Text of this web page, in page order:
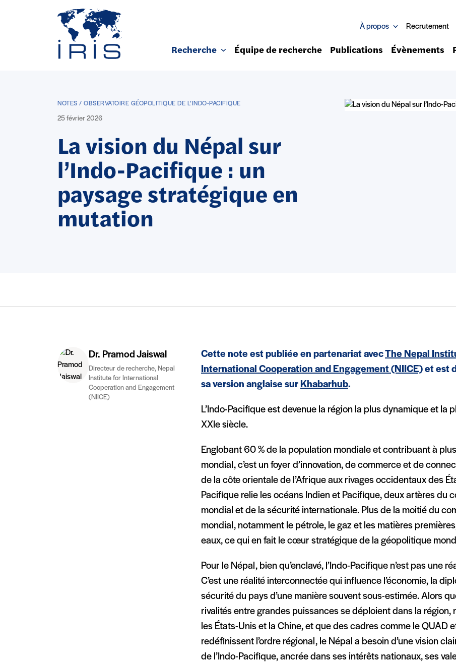
À propos Recrutement
Recherche Équipe de recherche Publications Évènements
NOTES / OBSERVATOIRE GÉOPOLITIQUE DE L’INDO-PACIFIQUE
25 février 2026
La vision du Népal sur
l’Indo-Pacifique : un
paysage stratégique en
mutation
Dr. Pramod Jaiswal
Directeur de recherche, Nepal
Institute for International
Cooperation and Engagement
(NIICE)
Cette note est publiée en partenariat avecThe Nepal
International Cooperation and Engagement (NIICE) et est
sa version anglaise sur Khabarhub.
L’Indo-Pacifique est devenue la région la plus dynamique et la
XXIe siècle.
Englobant 60 % de la population mondiale et contribuant à
mondial, c’est un foyer d’innovation, de commerce et de
de la côte orientale de l’Afrique aux rivages occidentaux des
Pacifique relie les océans Indien et Pacifique, deux artères du
mondial et de la sécurité internationale. Plus de la moitié du
mondial, notamment le pétrole, le gaz et les matières
eaux, ce qui en fait le cœur stratégique de la géopolitique
Pour le Népal, bien qu’enclavé, l’Indo-Pacifique n’est pas une
C’est une réalité interconnectée qui influence l’économie, la
sécurité du pays d’une manière souvent sous-estimée. Alors
rivalités entre grandes puissances se déploient dans la région,
les États-Unis et la Chine, et que des cadres comme le QUAD
redéfinissent l’ordre régional, le Népal a besoin d’une vision
de l’Indo-Pacifique, ancrée dans ses intérêts nationaux, ses